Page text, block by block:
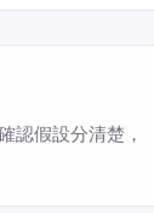
認假設分清楚，